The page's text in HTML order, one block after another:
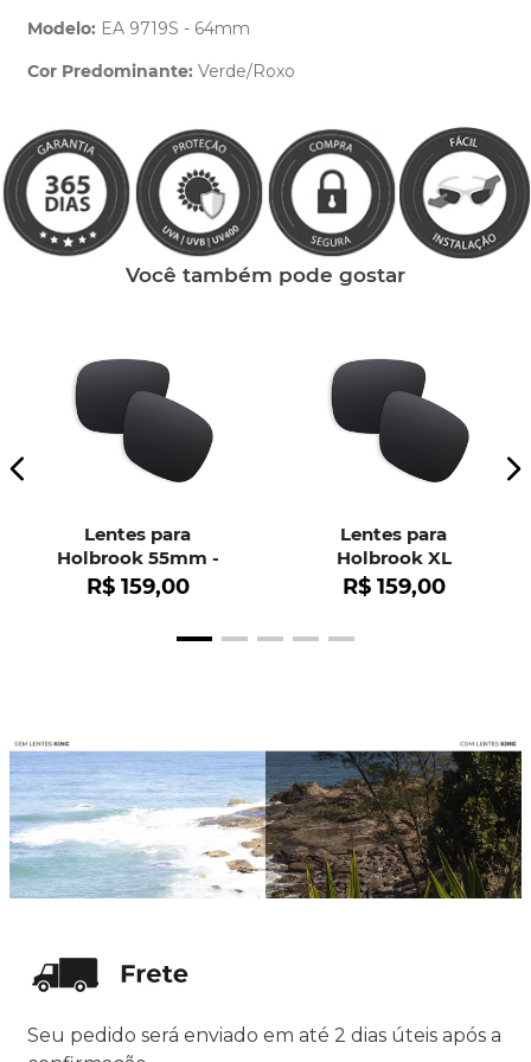
Modelo: EA 9719S - 64mm
Cor Predominante: Verde/Roxo
Você também pode gostar
Lentes para
Holbrook 55mm -
OO9102
R$ 159,00
Lentes para
Holbrook XL
R$ 159,00
Seu pedido será enviado em até 2 dias úteis após a